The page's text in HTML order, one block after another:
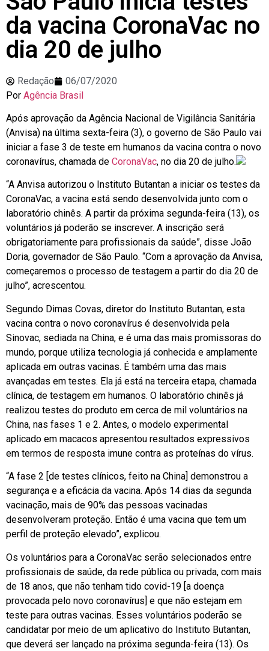
da vacina CoronaVac no
dia 20 de julho
Redação
06/07/2020
Por Agência Brasil
Após aprovação da Agência Nacional de Vigilância Sanitária
(Anvisa) na última sexta-feira (3), o governo de São Paulo vai
iniciar a fase 3 de teste em humanos da vacina contra o novo
coronavírus, chamada de CoronaVac, no dia 20 de julho.
“A Anvisa autorizou o Instituto Butantan a iniciar os testes da
CoronaVac, a vacina está sendo desenvolvida junto com o
laboratório chinês. A partir da próxima segunda-feira (13), os
voluntários já poderão se inscrever. A inscrição será
obrigatoriamente para profissionais da saúde”, disse João
Doria, governador de São Paulo. “Com a aprovação da Anvisa,
começaremos o processo de testagem a partir do dia 20 de
julho”, acrescentou.
Segundo Dimas Covas, diretor do Instituto Butantan, esta
vacina contra o novo coronavírus é desenvolvida pela
Sinovac, sediada na China, e é uma das mais promissoras do
mundo, porque utiliza tecnologia já conhecida e amplamente
aplicada em outras vacinas. É também uma das mais
avançadas em testes. Ela já está na terceira etapa, chamada
clínica, de testagem em humanos. O laboratório chinês já
realizou testes do produto em cerca de mil voluntários na
China, nas fases 1 e 2. Antes, o modelo experimental
aplicado em macacos apresentou resultados expressivos
em termos de resposta imune contra as proteínas do vírus.
“A fase 2 [de testes clínicos, feito na China] demonstrou a
segurança e a eficácia da vacina. Após 14 dias da segunda
vacinação, mais de 90% das pessoas vacinadas
desenvolveram proteção. Então é uma vacina que tem um
perfil de proteção elevado”, explicou.
Os voluntários para a CoronaVac serão selecionados entre
profissionais de saúde, da rede pública ou privada, com mais
de 18 anos, que não tenham tido covid-19 [a doença
provocada pelo novo coronavírus] e que não estejam em
teste para outras vacinas. Esses voluntários poderão se
candidatar por meio de um aplicativo do Instituto Butantan,
que deverá ser lançado na próxima segunda-feira (13). Os